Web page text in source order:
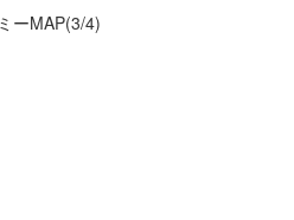
ーMAP(3/4)